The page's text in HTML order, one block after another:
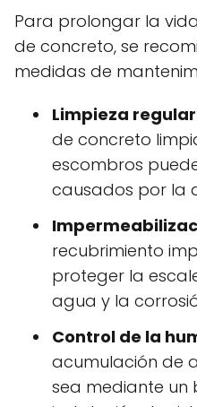
Para prolongar la
de concreto, se
medidas de
Limpieza
de concreto
escombros
causados por la
recubrimiento
proteger la
agua y la
Control de la
acumulación de
sea mediante un